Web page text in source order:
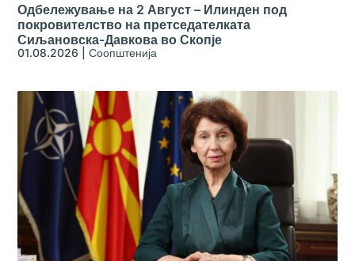
Одбележување на 2 Август – Илинден под
покровителство на претседателката
Сиљановска-Давкова во Скопје
01.08.2026 |Соопштенија